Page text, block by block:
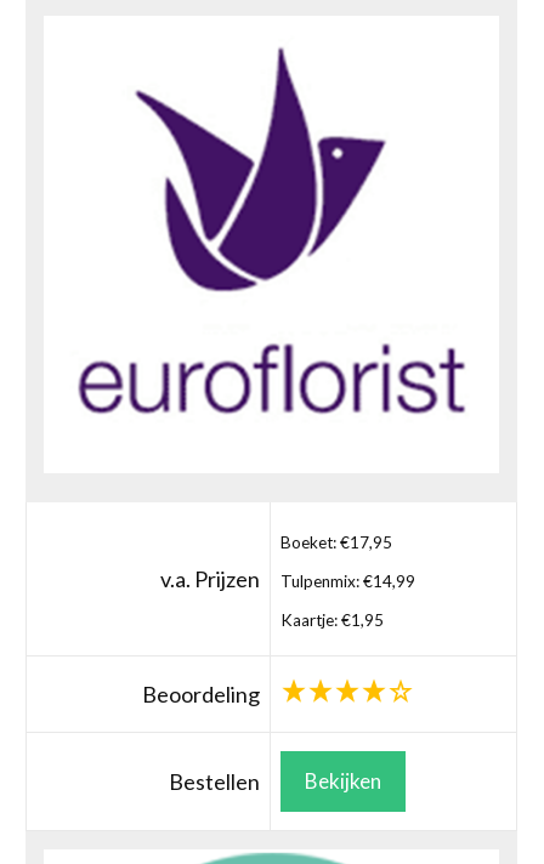
v.a. Prijzen
Boeket: €17,95
Tulpenmix: €14,99
Kaartje: €1,95
Beoordeling
Bestellen Bekijken